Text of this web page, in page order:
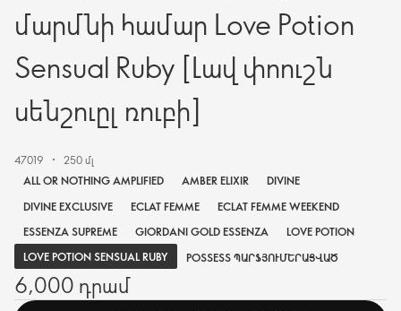
մարմնի համար Love Potion
Sensual Ruby [Լավ փոուշն
սենշուըլ ռուբի]
47019
250 մլ
ALL OR NOTHING AMPLIFIED
AMBER ELIXIR
DIVINE
DIVINE EXCLUSIVE
ECLAT FEMME
ECLAT FEMME WEEKEND
ESSENZA SUPREME
GIORDANI GOLD ESSENZA
LOVE POTION
LOVE POTION SENSUAL RUBY
POSSESS ՊԱՐՖՅՈՒՄԵՐԱՑՎԱԾ
6,000 դրամ